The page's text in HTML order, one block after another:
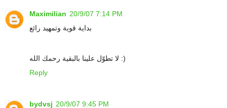
Maximilian 20/9/07 7:14 PM
بداية قوية وتمهيد رائع
لا تطوّل علينا بالبقية رحمك الله :)
Reply
bydvsj 20/9/07 9:45 PM